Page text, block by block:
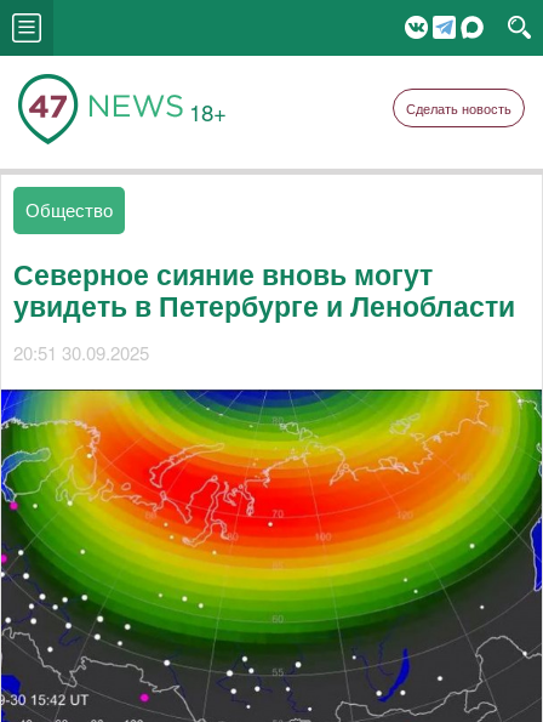
18+ Сделать новость
Общество
Северное сияние вновь могут
увидеть в Петербурге и Ленобласти
20:51 30.09.2025